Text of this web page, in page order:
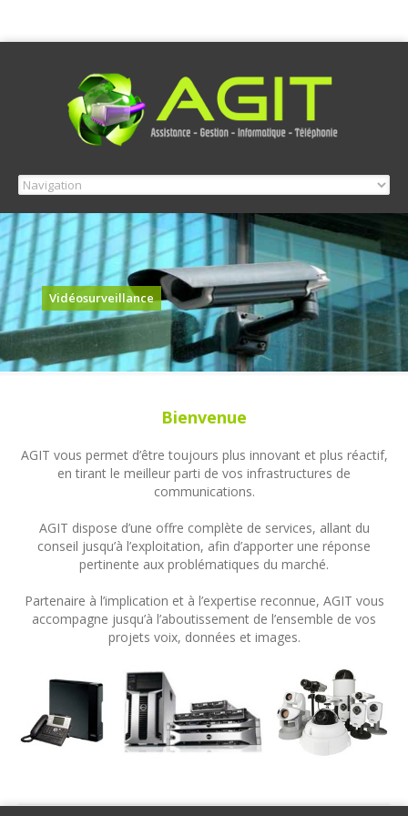
Vidéosurveillance
Bienvenue
AGIT vous permet d’être toujours plus innovant et plus réactif,
en tirant le meilleur parti de vos infrastructures de
communications.
AGIT dispose d’une offre complète de services, allant du
conseil jusqu’à l’exploitation, afin d’apporter une réponse
pertinente aux problématiques du marché.
Partenaire à l’implication et à l’expertise reconnue, AGIT vous
accompagne jusqu’à l’aboutissement de l’ensemble de vos
projets voix, données et images.